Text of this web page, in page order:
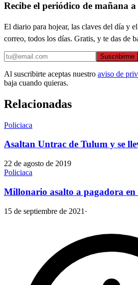
Recibe el periódico de mañana
El diario para hojear, las claves del día y
correo, todos los días. Gratis, y te das de
Suscribirme
Al suscribirte aceptas nuestro aviso de
baja cuando quieras.
Relacionadas
Policiaca
Asaltan Untrac de Tulum y se
22 de agosto de 2019
Policiaca
Millonario asalto a pagadora en
15 de septiembre de 2021 ·